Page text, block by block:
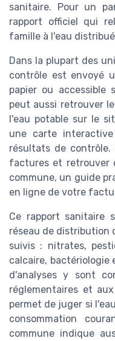
sanitaire. Pour un
rapport officiel qui
famille à l'eau
Dans la plupart des
contrôle est envoyé
papier ou accessible
peut aussi retrouver
l'eau potable sur le
une carte
résultats de
factures et retrouver
commune, un guide
en ligne de votre
Ce rapport sanitaire
réseau de distribution
suivis : nitrates,
calcaire, bactériologie
d'analyses y sont
réglementaires et
permet de juger si
consommation
commune indique